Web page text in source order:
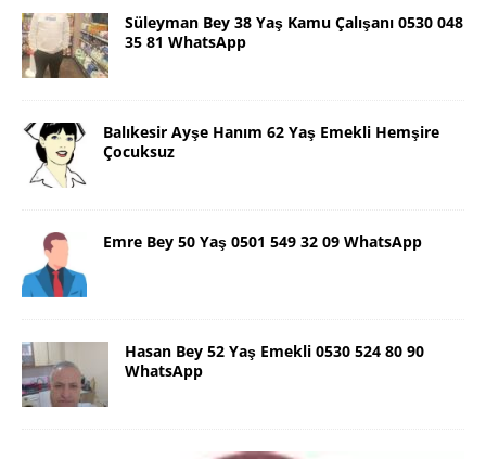
Süleyman Bey 38 Yaş Kamu Çalışanı 0530 048
35 81 WhatsApp
Balıkesir Ayşe Hanım 62 Yaş Emekli Hemşire
Çocuksuz
Emre Bey 50 Yaş 0501 549 32 09 WhatsApp
Hasan Bey 52 Yaş Emekli 0530 524 80 90
WhatsApp